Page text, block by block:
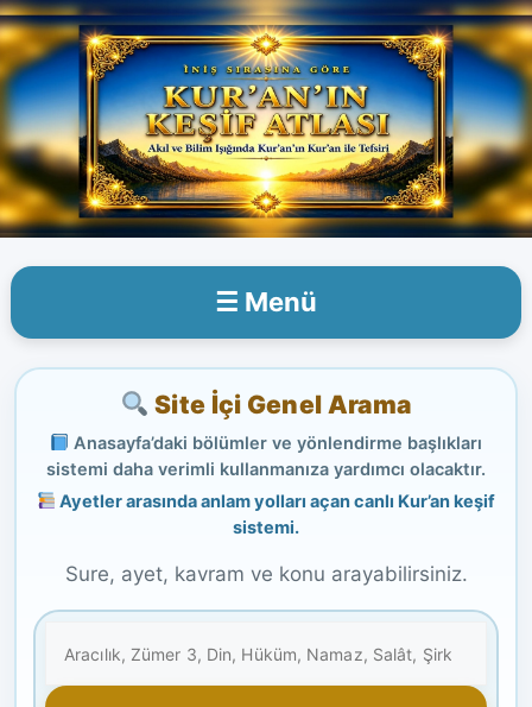
İçeriğe
atla
☰ Menü
Site İçi Genel Arama
Anasayfa’daki bölümler ve yönlendirme başlıkları
sistemi daha verimli kullanmanıza yardımcı olacaktır.
Ayetler arasında anlam yolları açan canlı Kur’an keşif
sistemi.
Sure, ayet, kavram ve konu arayabilirsiniz.